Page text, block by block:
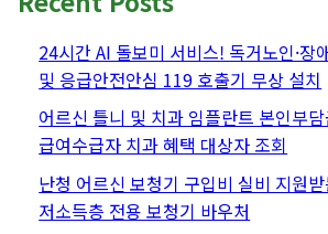
24시간 AI 돌보미 서비스! 독거노인·장
및 응급안전안심 119 호출기 무상 설치
어르신 틀니 및 치과 임플란트 본인부
급여수급자 치과 혜택 대상자 조회
난청 어르신 보청기 구입비 실비 지원
저소득층 전용 보청기 바우처